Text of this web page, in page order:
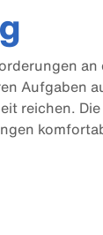
an
Aufgaben
reichen. Die